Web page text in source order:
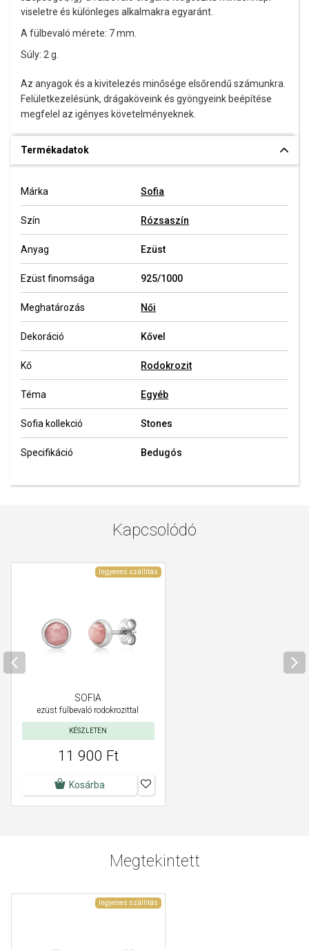
viseletre és különleges alkalmakra egyaránt.
A fülbevaló mérete: 7 mm.
Súly: 2 g.
Az anyagok és a kivitelezés minősége elsőrendű számunkra.
Felületkezelésünk, drágaköveink és gyöngyeink beépítése
megfelel az igényes követelményeknek.
Termékadatok
Márka Sofia
Szín Rózsaszín
Anyag Ezüst
Ezüst finomsága 925/1000
Meghatározás Női
Dekoráció Kővel
Kő Rodokrozit
Téma Egyéb
Sofia kollekció Stones
Specifikáció Bedugós
Kapcsolódó
Ingyenes szállítás
SOFIA
ezüst fülbevaló rodokrozittal
KÉSZLETEN
11 900 Ft
Kosárba
Megtekintett
Ingyenes szállítás